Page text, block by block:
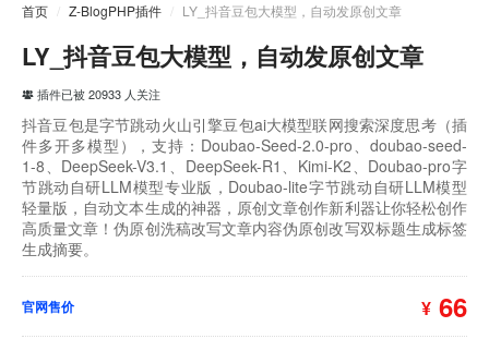
首页 Z-BlogPHP插件 LY_抖音豆包大模型，自动发原创文章
LY_抖音豆包大模型，自动发原创文章
插件已被 20933 人关注
抖音豆包是字节跳动火山引擎豆包ai大模型联网搜索深度思考（插
件多开多模型），支持：Doubao-Seed-2.0-pro、doubao-seed-
1-8、DeepSeek-V3.1、DeepSeek-R1、Kimi-K2、Doubao-pro字
节跳动自研LLM模型专业版，Doubao-lite字节跳动自研LLM模型
轻量版，自动文本生成的神器，原创文章创作新利器让你轻松创作
高质量文章！伪原创洗稿改写文章内容伪原创改写双标题生成标签
生成摘要。
¥ 66
官网售价